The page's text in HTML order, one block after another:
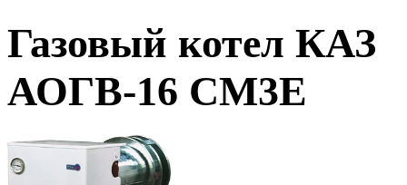
Газовый котел КАЗ
АОГВ-16 СМ3Е